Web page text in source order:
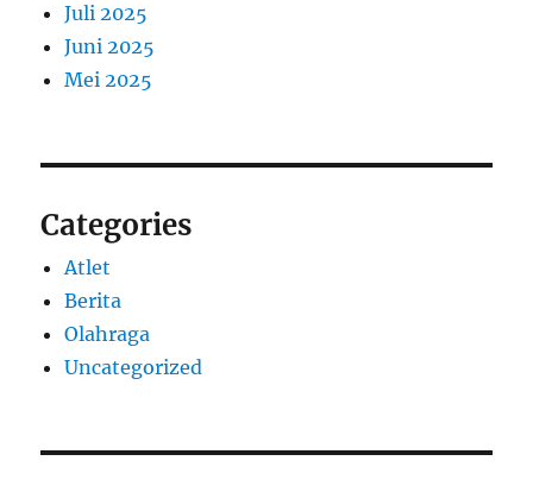
Juli 2025
Juni 2025
Mei 2025
Categories
Atlet
Berita
Olahraga
Uncategorized